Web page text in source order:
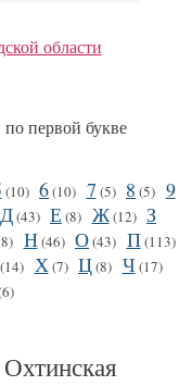
области
первой букве
(10) 6(10) 7 (5) 8 (5) 9
Д(43) Е (8) Ж(12) З
Н(46) О(43) П(113)
(14) Х(7) Ц(8) Ч (17)